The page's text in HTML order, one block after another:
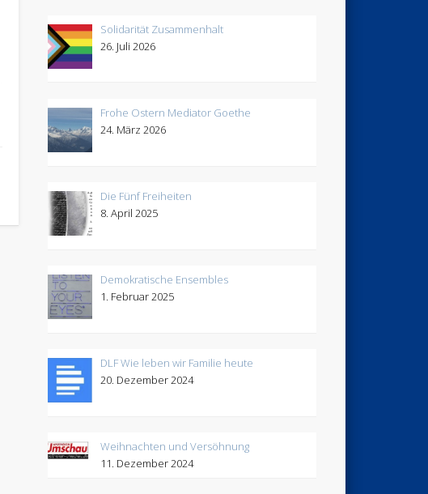
Solidarität Zusammenhalt
26. Juli 2026
Frohe Ostern Mediator Goethe
24. März 2026
Die Fünf Freiheiten
8. April 2025
Demokratische Ensembles
1. Februar 2025
DLF Wie leben wir Familie heute
20. Dezember 2024
Weihnachten und Versöhnung
11. Dezember 2024